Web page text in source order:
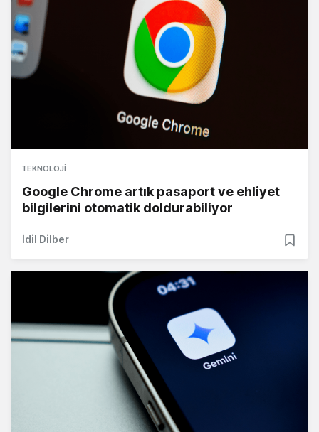
TEKNOLOJI
Google Chrome artık pasaport ve ehliyet
bilgilerini otomatik doldurabiliyor
İdil Dilber